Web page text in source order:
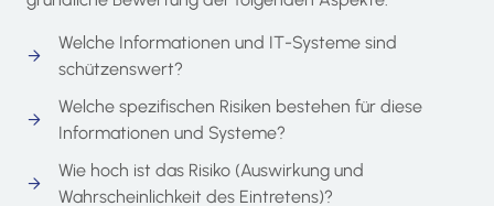
Welche Informationen und IT-Systeme sind
schützenswert?
Welche spezifischen Risiken bestehen für diese
Informationen und Systeme?
Wie hoch ist das Risiko (Auswirkung und
Wahrscheinlichkeit des Eintretens)?